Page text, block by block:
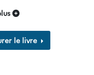
le livre